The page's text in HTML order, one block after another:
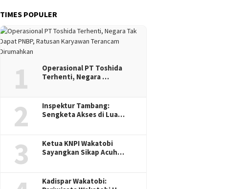
TIMES POPULER
1
Operasional PT Toshida
Terhenti, Negara …
2
Inspektur Tambang:
Sengketa Akses di Lua…
3
Ketua KNPI Wakatobi
Sayangkan Sikap Acuh…
Kadispar Wakatobi: